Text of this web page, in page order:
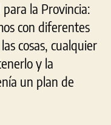
la Provincia:
con diferentes
cosas, cualquier
y la
un plan de